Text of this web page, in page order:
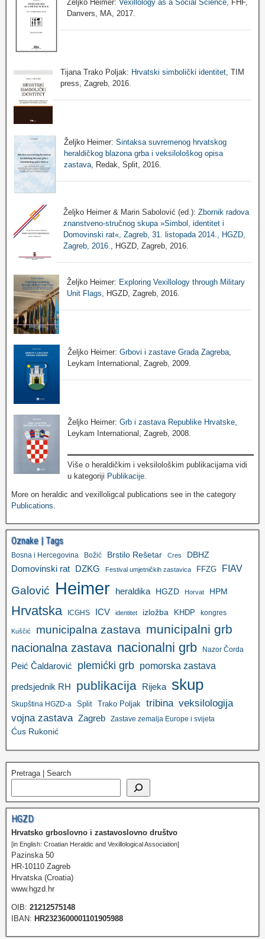
Željko Heimer: Vexillology as a Social Science , FHF,
Danvers, MA, 2017.
Tijana Trako Poljak: Hrvatski simbolički identitet , TIM
press, Zagreb, 2016.
Željko Heimer: Sintaksa suvremenog hrvatskog
heraldičkog blazona grba i veksilološkog opisa
zastava, Redak, Split, 2016.
Željko Heimer & Marin Sabolović (ed.): Zbornik radova
znanstveno-stručnog skupa »Simbol, identitet i
Domovinski rat«, Zagreb, 31. listopada 2014., HGZD,
Zagreb, 2016.
, HGZD, Zagreb, 2016.
Željko Heimer: Exploring Vexillology through Military
Unit Flags , HGZD, Zagreb, 2016.
Željko Heimer: Grbovi i zastave Grada Zagreba
Leykam International, Zagreb, 2009.
Željko Heimer:Grb i zastava Republike Hrvatske
Leykam International, Zagreb, 2008.
Više o heraldičkim i veksilološkim publikacijama vidi
u kategoriji Publikacije.
More on heraldic and vexilloligcal publications see in the category
Publications.
Oznake | Tags
Bosna i Hercegovina Božić Brstilo Rešetar Cres DBHZ
Domovinski rat DZKG Festival umjetničkih zastavica FFZG FIAV
Galović Heimer heraldika HGZD Horvat HPM
Hrvatska ICGHS ICV identitet izložba KHDP kongres
Kuščić municipalna zastava municipalni grb
nacionalna zastava nacionalni grb Nazor Čorda
Peić Čaldarović plemićki grb pomorska zastava
predsjednik RH publikacija Rijeka skup
Skupština HGZD-a Split Trako Poljak tribina veksilologija
vojna zastava Zagreb Zastave zemalja Europe i svijeta
Ćus Rukonić
Pretraga | Search
HGZD
Hrvatsko grboslovno i zastavoslovno društvo
[in English: Croatian Heraldic and Vexillological Association]
Pazinska 50
HR-10110 Zagreb
Hrvatska (Croatia)
www.hgzd.hr
OIB: 21212575148
IBAN: HR2323600001101905988